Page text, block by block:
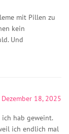
mit Pillen zu
kein
Und
Dezember 18, 2025
hab geweint.
ich endlich mal